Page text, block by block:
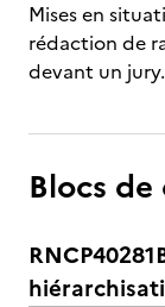
Mises en
rédaction de
devant un jury.
Blocs